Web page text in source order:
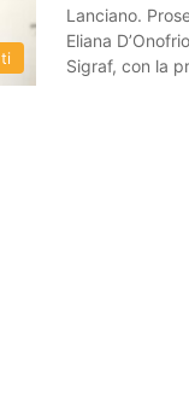
Lanciano.
Eliana
Sigraf, con la